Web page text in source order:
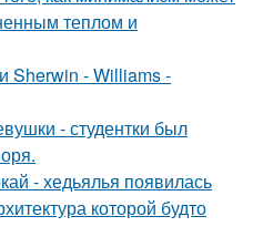
теплом и
Sherwin - Williams -
- студентки был
- хедьялья появилась
которой будто